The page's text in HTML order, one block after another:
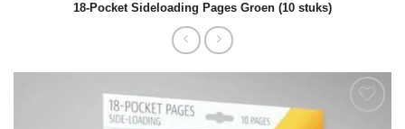
18-Pocket Sideloading Pages Groen (10 stuks)